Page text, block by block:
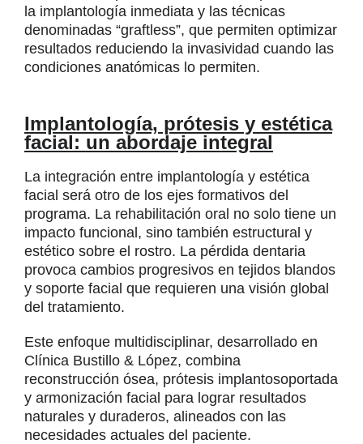
la implantología inmediata y las técnicas
denominadas “graftless”, que permiten optimizar
resultados reduciendo la invasividad cuando las
condiciones anatómicas lo permiten.
Implantología, prótesis y estética
facial: un abordaje integral
La integración entre implantología y estética
facial será otro de los ejes formativos del
programa. La rehabilitación oral no solo tiene un
impacto funcional, sino también estructural y
estético sobre el rostro. La pérdida dentaria
provoca cambios progresivos en tejidos blandos
y soporte facial que requieren una visión global
del tratamiento.
Este enfoque multidisciplinar, desarrollado en
Clínica Bustillo & López, combina
reconstrucción ósea, prótesis implantosoportada
y armonización facial para lograr resultados
naturales y duraderos, alineados con las
necesidades actuales del paciente.